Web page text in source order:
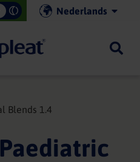
Nederlands
Blends 1.4
Paediatric